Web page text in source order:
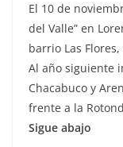
El 10 de
del Valle” en
barrio Las
Al año siguiente
Chacabuco y
frente a la
Sigue abajo